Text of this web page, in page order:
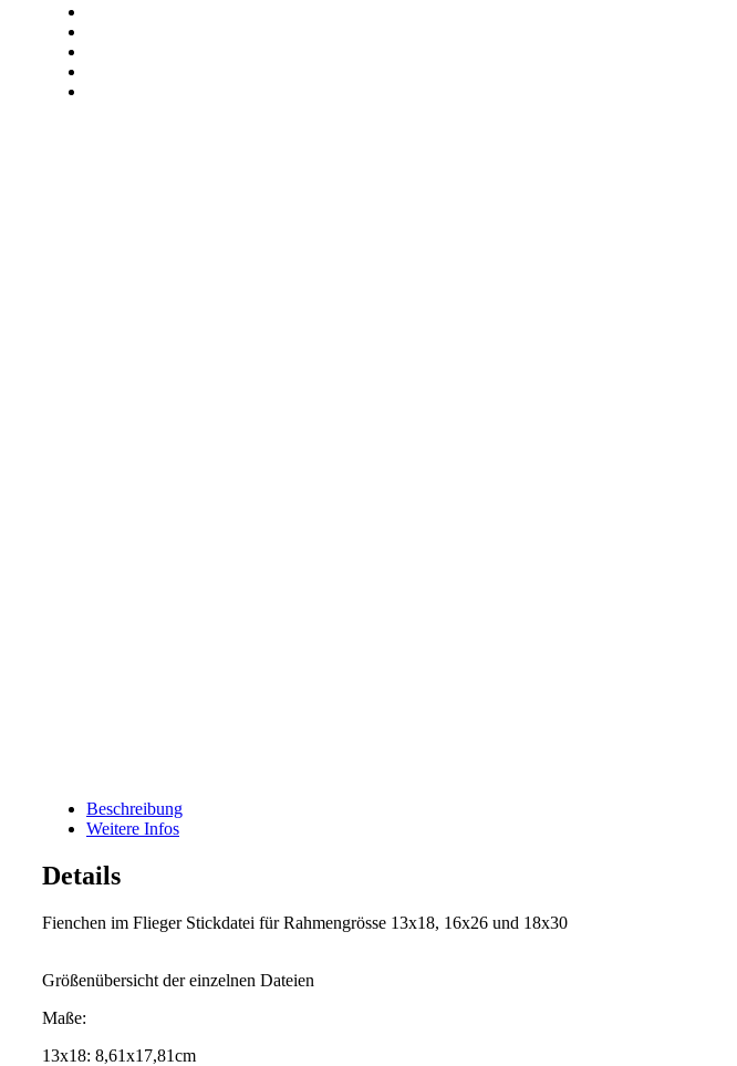
Beschreibung
Weitere Infos
Details
Fienchen im Flieger Stickdatei für Rahmengrösse 13x18, 16x26 und 18x30
Größenübersicht der einzelnen Dateien
Maße:
13x18: 8,61x17,81cm